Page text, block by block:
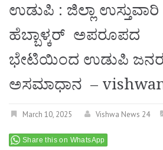
ಉಡುಪಿ : ಜಿಲ್ಲಾ ಉಸ್ತುವಾರಿ
ಹೆಬ್ಬಾಳ್ಕರ್ ಅಪರೂಪದ
ಭೇಟಿಯಿಂದ ಉಡುಪಿ
ಅಸಮಾಧಾನ –
March 10, 2025 Vishwa News 24
Share this on WhatsApp